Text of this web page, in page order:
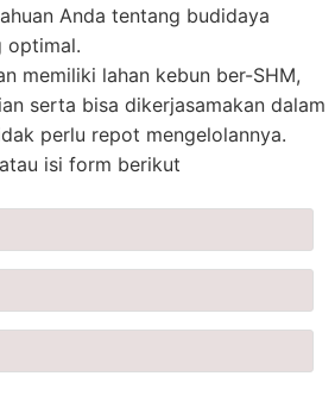
Anda tentang budidaya
optimal.
memiliki lahan kebun ber-SHM,
serta bisa dikerjasamakan dalam
perlu repot mengelolannya.
atau isi form berikut